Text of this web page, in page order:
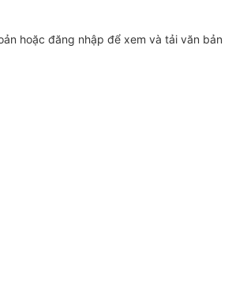
hoặc đăng nhập để xem và tải văn bản